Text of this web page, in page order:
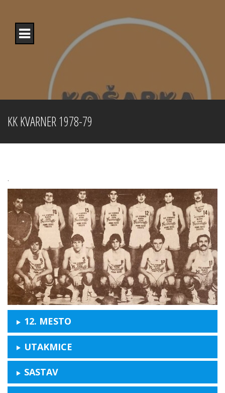
content
KK KVARNER 1978-79
.
12. MESTO
UTAKMICE
SASTAV